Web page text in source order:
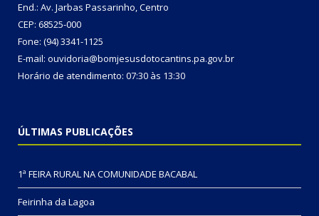
End.: Av. Jarbas Passarinho, Centro
CEP: 68525-000
Fone: (94) 3341-1125
E-mail: ouvidoria@bomjesusdotocantins.pa.gov.br
Horário de atendimento: 07:30 às 13:30
ÚLTIMAS PUBLICAÇÕES
1ª FEIRA RURAL NA COMUNIDADE BACABAL
Feirinha da Lagoa